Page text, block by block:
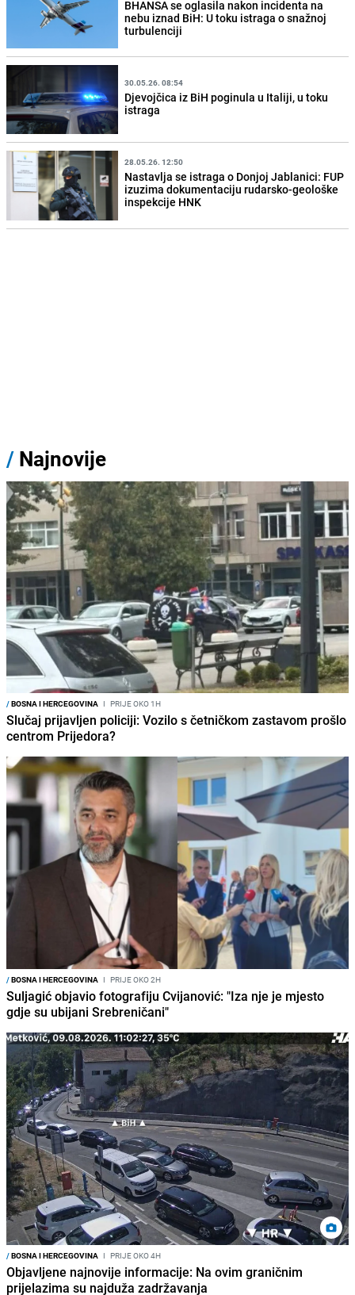
BHANSA se oglasila nakon incidenta na
nebu iznad BiH: U toku istraga o snažnoj
turbulenciji
30.05.26. 08:54
Djevojčica iz BiH poginula u Italiji, u toku
istraga
28.05.26. 12:50
Nastavlja se istraga o Donjoj Jablanici: FUP
izuzima dokumentaciju rudarsko-geološke
inspekcije HNK
/ Najnovije
/BOSNA I HERCEGOVINA I PRIJE OKO 1H
Slučaj prijavljen policiji: Vozilo s četničkom zastavom prošlo
centrom Prijedora?
/BOSNA I HERCEGOVINA I PRIJE OKO 2H
Suljagić objavio fotografiju Cvijanović: "Iza nje je mjesto
gdje su ubijani Srebreničani"
/BOSNA I HERCEGOVINA I PRIJE OKO 4H
Objavljene najnovije informacije: Na ovim graničnim
prijelazima su najduža zadržavanja